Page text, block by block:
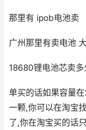
那里有 ipob电池卖
广州那里有卖电池
18680锂电池芯卖多
单买的话如果容量
一颗,你可以在淘宝
了,你在淘宝买的话